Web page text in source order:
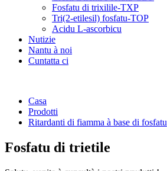
Fosfatu di trixilile-TXP
Tri(2-etilesil) fosfatu-TOP
Acidu L-ascorbicu
Nutizie
Nantu à noi
Cuntatta ci
Casa
Prodotti
Ritardanti di fiamma à base di fosfatu
Fosfatu di trietile